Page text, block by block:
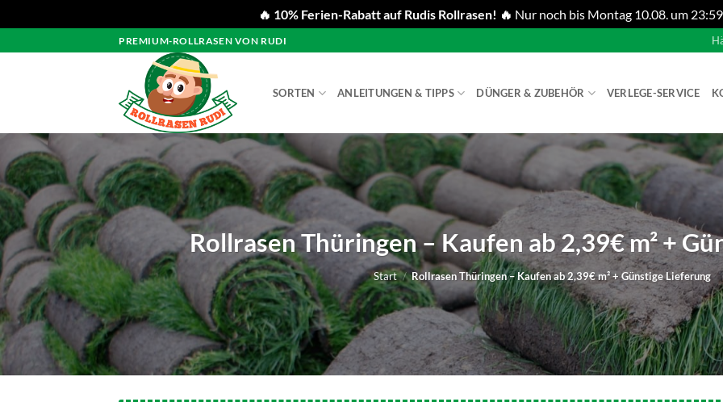
🔥 10% Ferien-Rabatt auf Rudis Rollrasen! 🔥 Nur noch bis Montag 10.08. um
Inhalt
PREMIUM-ROLLRASEN VON RUDI
SORTEN ANLEITUNGEN & TIPPS DÜNGER & ZUBEHÖR VERLEGE-SERVICE
Rollrasen Thüringen – Kaufen ab 2,39€ m² +
Start / Rollrasen Thüringen – Kaufen ab 2,39€ m² + Günstige Lieferung